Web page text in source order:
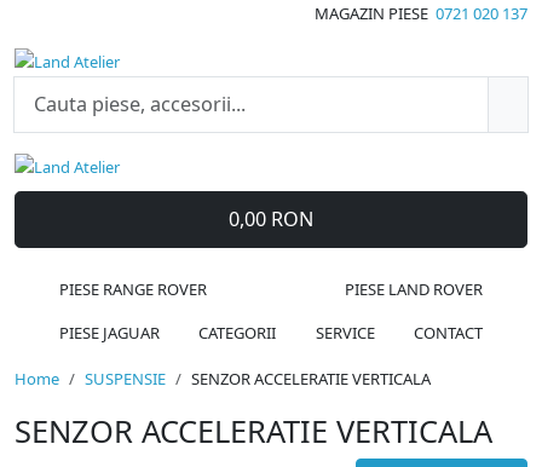
MAGAZIN PIESE 0721 020 137
0,00 RON
PIESE RANGE ROVER PIESE LAND ROVER
PIESE JAGUAR CATEGORII SERVICE CONTACT
Home SUSPENSIE SENZOR ACCELERATIE VERTICALA
SENZOR ACCELERATIE VERTICALA